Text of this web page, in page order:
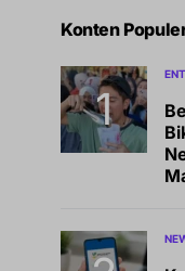
Konten